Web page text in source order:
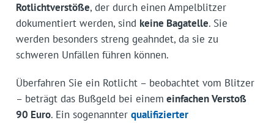
Rotlichtverstöße, der durch einen Ampelblitzer
dokumentiert werden, sind keine Bagatelle. Sie
werden besonders streng geahndet, da sie zu
schweren Unfällen führen können.
Überfahren Sie ein Rotlicht – beobachtet vom Blitzer
– beträgt das Bußgeld bei einem einfachen Verstoß
90 Euro. Ein sogenannter qualifizierter